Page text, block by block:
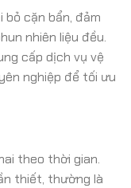
bỏ cặn bẩn, đảm
nhiên liệu đều.
cấp dịch vụ vệ
nghiệp để tối ưu
theo thời gian.
thiết, thường là